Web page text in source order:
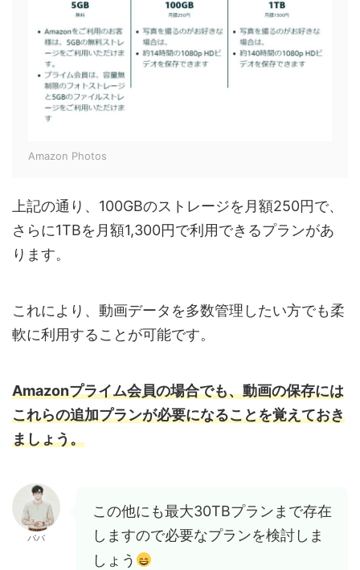
Amazon Photos
上記の通り、100GBのストレージを月額250円で、
さらに1TBを月額1,300円で利用できるプランがあ
ります。
これにより、動画データを多数管理したい方でも柔
軟に利用することが可能です。
Amazonプライム会員の場合でも、動画の保存には
これらの追加プランが必要になることを覚えておき
ましょう。
パパ
この他にも最大30TBプランまで存在
しますので必要なプランを検討しま
しょう